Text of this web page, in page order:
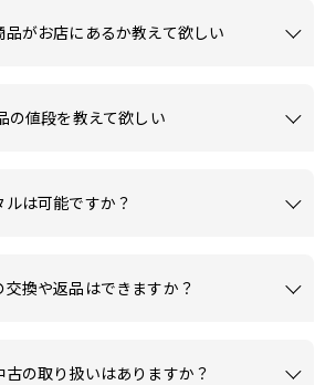
がお店にあるか教えて欲しい
の値段を教えて欲しい
は可能ですか？
換や返品はできますか？
の取り扱いはありますか？